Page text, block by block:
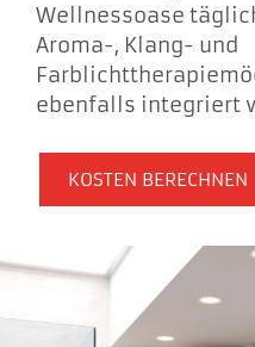
Wellnessoase
Aroma-, Klang- und
ebenfalls integriert
KOSTEN BERECHNEN